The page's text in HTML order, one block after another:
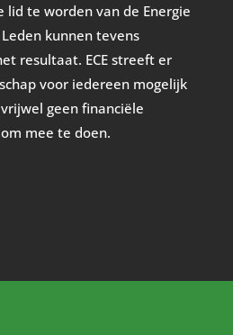
te worden van de Energie
kunnen tevens
resultaat. ECE streeft er
voor iedereen mogelijk
geen financiële
mee te doen.